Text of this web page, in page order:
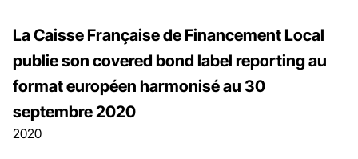
2020
La Caisse Française de Financement Local
publie son covered bond label reporting au
format européen harmonisé au 30
septembre 2020